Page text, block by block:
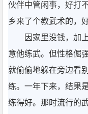
伙伴中管闲事，好打
乡来了个教武术的，
因家里没钱，加
意他练武。但性格倔
就偷偷地躲在旁边看
练。一年下来，结果
练得好。那时流行的